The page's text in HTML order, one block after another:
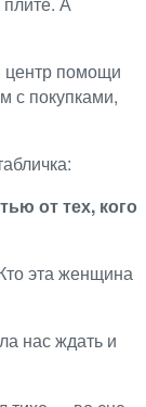
центр помощи
с покупками,
от тех, кого
эта женщина
нас ждать и